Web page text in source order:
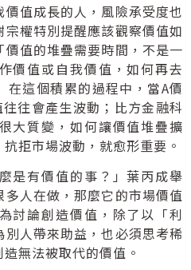
值成長的人，風險承受度也
權特別提醒應該觀察價值如
值的堆疊需要時間，不是一
價值或自我價值，如何再去
在這個積累的過程中，當A價
往會產生波動；比方金融科
大質變，如何讓價值堆疊擴
拒市場波動，就愈形重要。
是有價值的事？」葉丙成舉
人在做，那麼它的市場價值
討論創造價值，除了以「利
人帶來助益，也必須思考稀
無法被取代的價值。